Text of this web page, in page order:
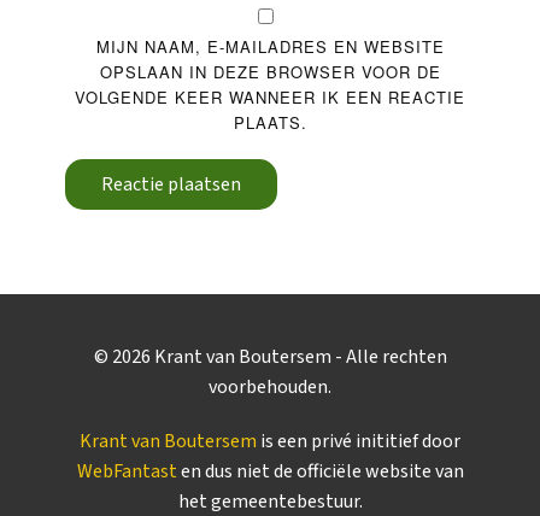
MIJN NAAM, E-MAILADRES EN WEBSITE
OPSLAAN IN DEZE BROWSER VOOR DE
VOLGENDE KEER WANNEER IK EEN REACTIE
PLAATS.
Reactie plaatsen
© 2026 Krant van Boutersem - Alle rechten
voorbehouden.
Krant van Boutersem is een privé inititief door
WebFantasten dus niet de officiële website van
het gemeentebestuur.